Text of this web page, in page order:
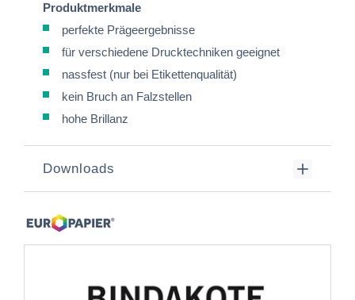
Produktmerkmale
perfekte Prägeergebnisse
für verschiedene Drucktechniken geeignet
nassfest (nur bei Etikettenqualität)
kein Bruch an Falzstellen
hohe Brillanz
Downloads